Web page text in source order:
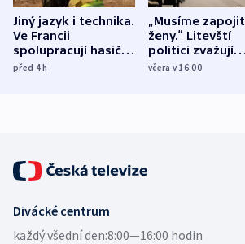
Jiný jazyk i technika.
Ve Francii
spolupracují hasiči z
různých zemí
před 4h
„Musíme zapojit
ženy.“ Litevští
politici zvažují
dohodu o
včera v 16:00
Divácké centrum
každý všední den:8:00—16:00 hodin